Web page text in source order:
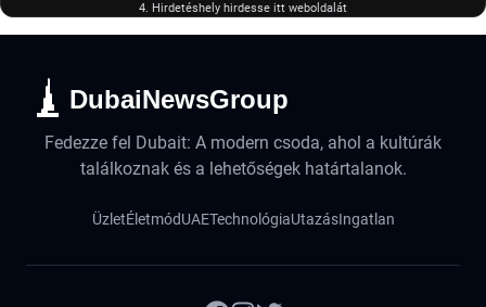
4. Hirdetéshely hirdesse itt weboldalát
DubaiNewsGroup
Fedezze fel Dubait: A modern csoda, ahol a kultúrák
találkoznak és a lehetőségek határtalanok.
ÜzletÉletmódUAETechnológiaUtazásIngatlan